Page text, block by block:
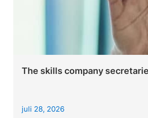
The skills company
juli 28, 2026